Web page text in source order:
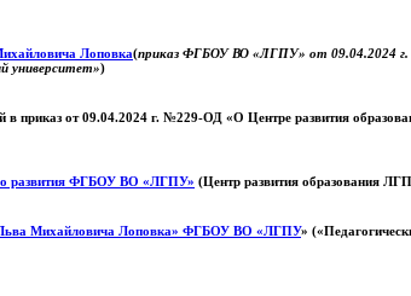
Лоповка(приказ ФГБОУ ВО «ЛГПУ» от 09.04.2024 г.
университет»)
в приказ от 09.04.2024 г. №229-ОД «О Центре развития
развития ФГБОУ ВО «ЛГПУ» (Центр развития образования
Михайловича Лоповка» ФГБОУ ВО «ЛГПУ»